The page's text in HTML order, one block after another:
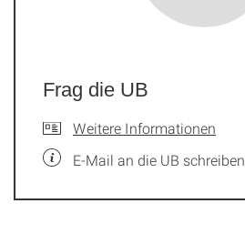
Frag die UB
Weitere Informationen
E-Mail an die UB schreiben